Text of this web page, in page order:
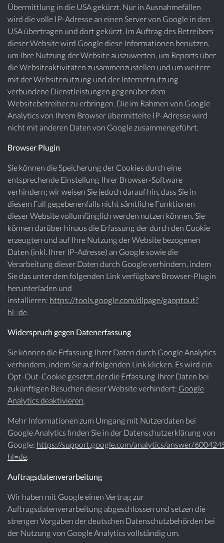
Übermittlung in die USA gekürzt. Nur in Ausnahmefällen
wird die volle IP-Adresse an einen Server von Google in den
USA übertragen und dort gekürzt. Im Auftrag des Betreibers
dieser Website wird Google diese Informationen benutzen,
um Ihre Nutzung der Website auszuwerten, um Reports über
die Websiteaktivitäten zusammenzustellen und um weitere
mit der Websitenutzung und der Internetnutzung
verbundene Dienstleistungen gegenüber dem
Websitebetreiber zu erbringen. Die im Rahmen von Google
Analytics von Ihrem Browser übermittelte IP-Adresse wird
nicht mit anderen Daten von Google zusammengeführt.
Browser Plugin
Sie können die Speicherung der Cookies durch eine
entsprechende Einstellung Ihrer Browser-Software
verhindern; wir weisen Sie jedoch darauf hin, dass Sie in
diesem Fall gegebenenfalls nicht sämtliche Funktionen
dieser Website vollumfänglich werden nutzen können. Sie
können darüber hinaus die Erfassung der durch den Cookie
erzeugten und auf Ihre Nutzung der Website bezogenen
Daten (inkl. Ihrer IP-Adresse) an Google sowie die
Verarbeitung dieser Daten durch Google verhindern, indem
Sie das unter dem folgenden Link verfügbare Browser-Plugin
herunterladen und
installieren: https://tools.google.com/dlpage/gaoptout?
hl=de.
Widerspruch gegen Datenerfassung
Sie können die Erfassung Ihrer Daten durch Google Analytics
verhindern, indem Sie auf folgenden Link klicken. Es wird ein
Opt-Out-Cookie gesetzt, der die Erfassung Ihrer Daten bei
zukünftigen Besuchen dieser Website verhindert: Google
Analytics deaktivieren.
Mehr Informationen zum Umgang mit Nutzerdaten bei
Google Analytics finden Sie in der Datenschutzerklärung von
Google: https://support.google.com/analytics/answer/
hl=de.
Auftragsdatenverarbeitung
Wir haben mit Google einen Vertrag zur
Auftragsdatenverarbeitung abgeschlossen und setzen die
strengen Vorgaben der deutschen Datenschutzbehörden bei
der Nutzung von Google Analytics vollständig um.